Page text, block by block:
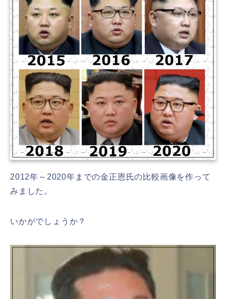
2012年～2020年までの金正恩氏の比較画像を作って
みました。
いかがでしょうか？